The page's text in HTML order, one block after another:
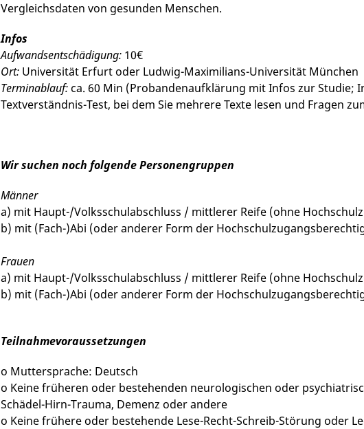
Vergleichsdaten von gesunden Menschen.
Infos
Aufwandsentschädigung: 10€
Ort: Universität Erfurt oder Ludwig-Maximilians-Universität München
Terminablauf:ca. 60 Min (Probandenaufklärung mit Infos zur Studie;
Textverständnis-Test, bei dem Sie mehrere Texte lesen und Fragen
Wir suchen noch folgende Personengruppen
Männer
a) mit Haupt-/Volksschulabschluss / mittlerer Reife (ohne
b) mit (Fach-)Abi (oder anderer Form der
Frauen
a) mit Haupt-/Volksschulabschluss / mittlerer Reife (ohne
b) mit (Fach-)Abi (oder anderer Form der
Teilnahmevoraussetzungen
o Muttersprache: Deutsch
o Keine früheren oder bestehenden neurologischen oder
Schädel-Hirn-Trauma, Demenz oder andere
o Keine frühere oder bestehende Lese-Recht-Schreib-Störung oder